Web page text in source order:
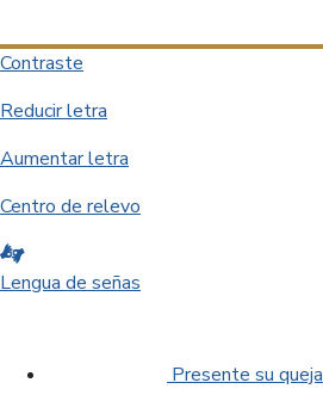
Contraste
Reducir letra
Aumentar letra
Centro de relevo
Lengua de señas
Presente su queja